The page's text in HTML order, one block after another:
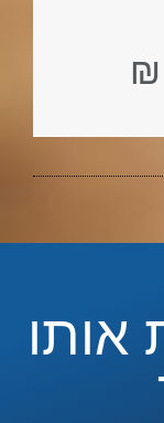
אותו